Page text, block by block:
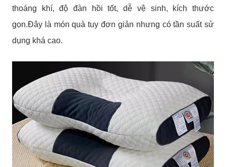
thoáng khí, độ đàn hồi tốt, dễ vệ sinh, kích thước
gọn.Đây là món quà tuy đơn giản nhưng có tần suất sử
dụng khá cao.